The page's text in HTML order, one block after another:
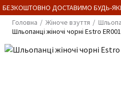
ДОСТАВИМО БУДЬ-
Головна
Жіноче взуття
Шльопанці жіночі чорні Estro